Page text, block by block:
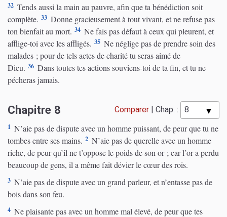
32 Tends aussi la main au pauvre, afin que ta bénédiction soit
complète. 33 Donne gracieusement à tout vivant, et ne refuse pas
ton bienfait au mort. 34 Ne fais pas défaut à ceux qui pleurent, et
afflige-toi avec les affligés. 35 Ne néglige pas de prendre soin des
malades ; pour de tels actes de charité tu seras aimé de
Dieu. 36 Dans toutes tes actions souviens-toi de ta fin, et tu ne
pécheras jamais.
Chapitre 8 Comparer Chap. :
1 N’aie pas de dispute avec un homme puissant, de peur que tu ne
tombes entre ses mains. 2 N’aie pas de querelle avec un homme
riche, de peur qu’il ne t’oppose le poids de son or ; car l’or a perdu
beaucoup de gens, il a même fait dévier le cœur des rois.
3 N’aie pas de dispute avec un grand parleur, et n’entasse pas de
bois dans son feu.
4 Ne plaisante pas avec un homme mal élevé, de peur que tes